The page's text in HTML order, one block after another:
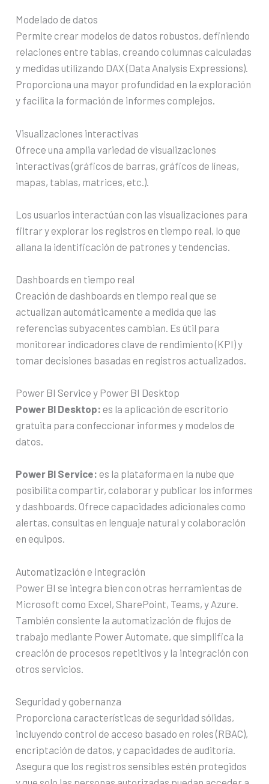
Modelado de datos
Permite crear modelos de datos robustos, definiendo
relaciones entre tablas, creando columnas calculadas
y medidas utilizando DAX (Data Analysis Expressions).
Proporciona una mayor profundidad en la exploración
y facilita la formación de informes complejos.
Visualizaciones interactivas
Ofrece una amplia variedad de visualizaciones
interactivas (gráficos de barras, gráficos de líneas,
mapas, tablas, matrices, etc.).
Los usuarios interactúan con las visualizaciones para
filtrar y explorar los registros en tiempo real, lo que
allana la identificación de patrones y tendencias.
Dashboards en tiempo real
Creación de dashboards en tiempo real que se
actualizan automáticamente a medida que las
referencias subyacentes cambian. Es útil para
monitorear indicadores clave de rendimiento (KPI) y
tomar decisiones basadas en registros actualizados.
Power BI Service y Power BI Desktop
Power BI Desktop: es la aplicación de escritorio
gratuita para confeccionar informes y modelos de
datos.
Power BI Service: es la plataforma en la nube que
posibilita compartir, colaborar y publicar los informes
y dashboards. Ofrece capacidades adicionales como
alertas, consultas en lenguaje natural y colaboración
en equipos.
Automatización e integración
Power BI se integra bien con otras herramientas de
Microsoft como Excel, SharePoint, Teams, y Azure.
También consiente la automatización de flujos de
trabajo mediante Power Automate, que simplifica la
creación de procesos repetitivos y la integración con
otros servicios.
Seguridad y gobernanza
Proporciona características de seguridad sólidas,
incluyendo control de acceso basado en roles (RBAC),
encriptación de datos, y capacidades de auditoría.
Asegura que los registros sensibles estén protegidos